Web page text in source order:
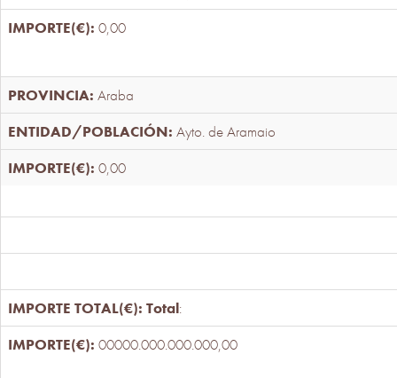
0,00
Araba
Ayto. de Aramaio
0,00
Total:
00000.000.000.000,00